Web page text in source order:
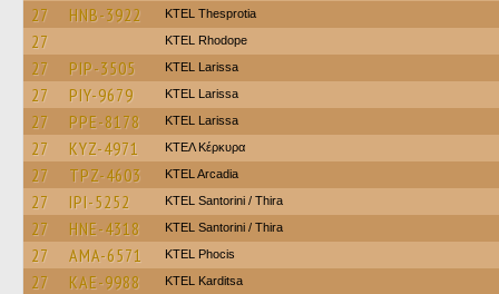
27 HNB-3922 KTEL Thesprotia
27 KTEL Rhodope
27 PIP-3505 KTEL Larissa
27 PIY-9679 KTEL Larissa
27 PPE-8178 KTEL Larissa
27 KYZ-4971 ΚΤΕΛ Κέρκυρα
27 TPZ-4603 KTEL Arcadia
27 IPI-5252 KTEL Santorini / Thira
27 HNE-4318 KTEL Santorini / Thira
27 AMA-6571 ΚΤΕL Phocis
27 KAE-9988 ΚΤΕL Karditsa